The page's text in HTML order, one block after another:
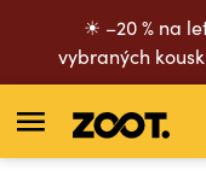
☀ –20 % na
vybraných